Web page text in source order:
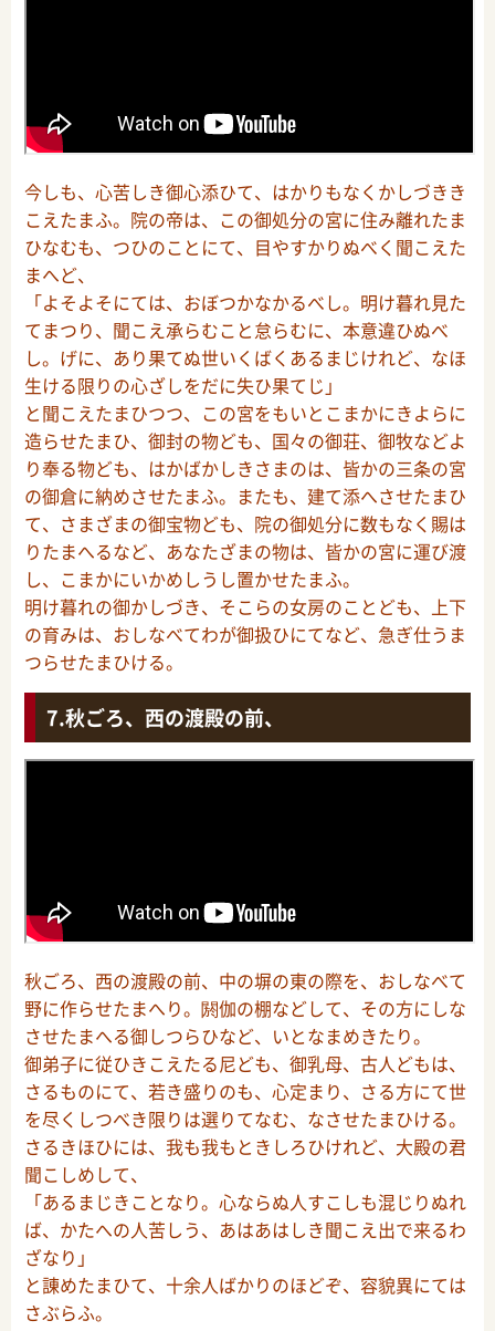
今しも、心苦しき御心添ひて、はかりもなくかしづきき
こえたまふ。院の帝は、この御処分の宮に住み離れたま
ひなむも、つひのことにて、目やすかりぬべく聞こえた
まへど、
「よそよそにては、おぼつかなかるべし。明け暮れ見た
てまつり、聞こえ承らむこと怠らむに、本意違ひぬべ
し。げに、あり果てぬ世いくばくあるまじけれど、なほ
生ける限りの心ざしをだに失ひ果てじ」
と聞こえたまひつつ、この宮をもいとこまかにきよらに
造らせたまひ、御封の物ども、国々の御荘、御牧などよ
り奉る物ども、はかばかしきさまのは、皆かの三条の宮
の御倉に納めさせたまふ。またも、建て添へさせたまひ
て、さまざまの御宝物ども、院の御処分に数もなく賜は
りたまへるなど、あなたざまの物は、皆かの宮に運び渡
し、こまかにいかめしうし置かせたまふ。
明け暮れの御かしづき、そこらの女房のことども、上下
の育みは、おしなべてわが御扱ひにてなど、急ぎ仕うま
つらせたまひける。
秋ごろ、西の渡殿の前、
秋ごろ、西の渡殿の前、中の塀の東の際を、おしなべて
野に作らせたまへり。閼伽の棚などして、その方にしな
させたまへる御しつらひなど、いとなまめきたり。
御弟子に従ひきこえたる尼ども、御乳母、古人どもは、
さるものにて、若き盛りのも、心定まり、さる方にて世
を尽くしつべき限りは選りてなむ、なさせたまひける。
さるきほひには、我も我もときしろひけれど、大殿の君
聞こしめして、
「あるまじきことなり。心ならぬ人すこしも混じりぬれ
ば、かたへの人苦しう、あはあはしき聞こえ出で来るわ
ざなり」
と諌めたまひて、十余人ばかりのほどぞ、容貌異にては
さぶらふ。